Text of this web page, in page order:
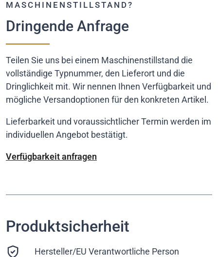
MASCHINENSTILLSTAND?
Dringende Anfrage
Teilen Sie uns bei einem Maschinenstillstand die
vollständige Typnummer, den Lieferort und die
Dringlichkeit mit. Wir nennen Ihnen Verfügbarkeit und
mögliche Versandoptionen für den konkreten Artikel.
Lieferbarkeit und voraussichtlicher Termin werden im
individuellen Angebot bestätigt.
Verfügbarkeit anfragen
Produktsicherheit
Hersteller/EU Verantwortliche Person